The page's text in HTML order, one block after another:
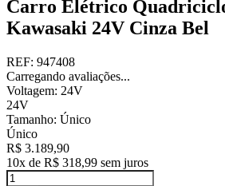
Carro Elétrico
Kawasaki 24V Cinza Bel
REF: 947408
Carregando avaliações...
Voltagem: 24V
24V
Tamanho: Único
Único
R$ 3.189,90
10x de R$ 318,99 sem juros